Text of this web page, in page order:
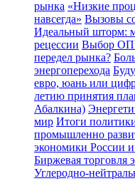
рынка «Низкие
навсегда» Вызовы
Идеальный шторм:
рецессии Выбор
передел рынка?
энергоперехода
евро, юань или
летию принятия
Абалкина)
мир Итоги
промышленно
экономики России
Биржевая торговля
Углеродно-